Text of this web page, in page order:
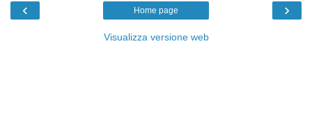
‹ ›
Home page
Visualizza versione web